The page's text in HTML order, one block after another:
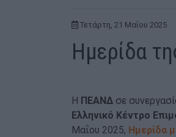
Τετάρτη, 21 Μαΐου 2025
Ημερίδα
Η ΠΕΑΝΔ σε
Ελληνικό Κέντρο
Μαΐου 2025, Ημερίδα